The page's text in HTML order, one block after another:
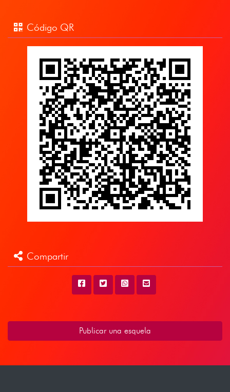
Código QR
Compartir
Publicar una esquela